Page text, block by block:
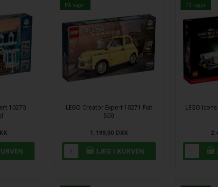
10270
På lager
LEGO Creator Expert 10271 Fiat
500
1.199,00 DKK
På lager
LEGO